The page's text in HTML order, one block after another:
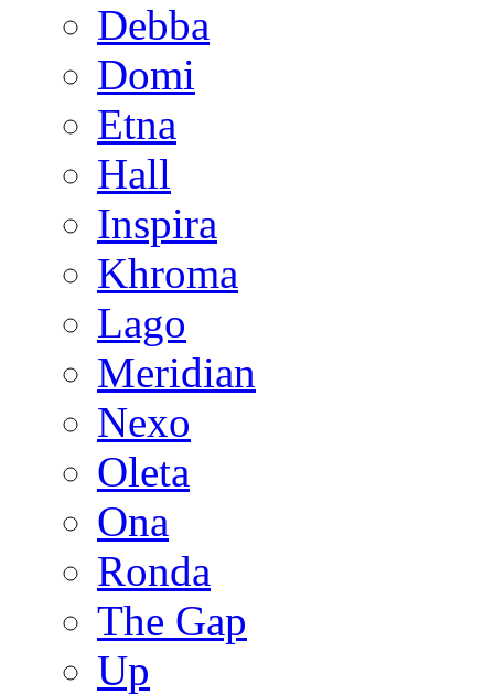
Debba
Domi
Etna
Hall
Inspira
Khroma
Lago
Meridian
Nexo
Oleta
Ona
Ronda
The Gap
Up